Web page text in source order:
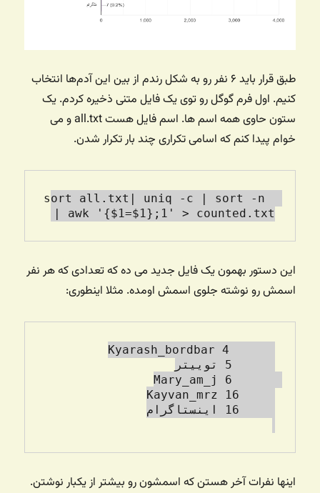
طبق قرار باید ۶ نفر رو به شکل رندم از بین این آدم‌ها انتخاب
کنیم. اول فرم گوگل رو توی یک فایل متنی ذخیره کردم. یک
ستون حاوی همه اسم ها. اسم فایل هست all.txt و می
خوام پیدا کنم که اسامی تکراری چند بار تکرار شدن.
sort all.txt| uniq -c | sort -n
| awk '{$1=$1};1' > counted.txt
این دستور بهمون یک فایل جدید می ده که تعدادی که هر نفر
اسمش رو نوشته جلوی اسمش اومده. مثلا اینطوری:
اینها نفرات آخر هستن که اسمشون رو بیشتر از یکبار نوشتن.